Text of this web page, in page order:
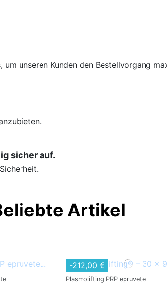
unseren Kunden den Bestellvorgang
sicher auf.
Artikel
-212,00 €
Plasmolifting PRP epruvete